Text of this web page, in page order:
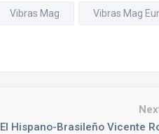
Vibras Mag Vibras Mag
El Hispano-Brasileño Vicente